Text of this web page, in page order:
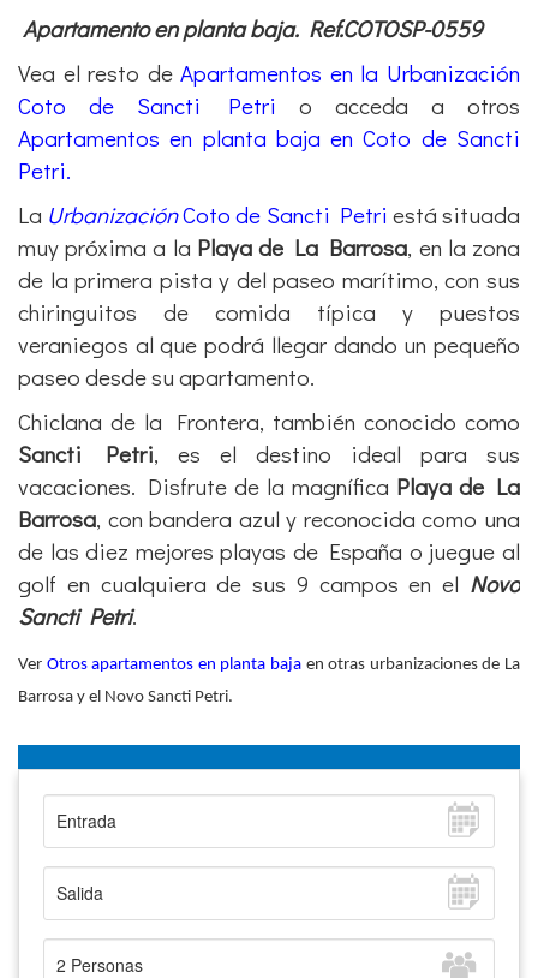
Apartamento en planta baja. Ref.COTOSP-0559
Vea el resto deApartamentos en la Urbanización
Coto de Sancti Petri
o acceda a otros
Apartamentos en planta baja en Coto de Sancti
Petri.
La UrbanizaciónCoto de Sancti Petri está situada
muy próxima a la Playa de La Barrosa, en la zona
de la primera pista y del paseo marítimo, con sus
chiringuitos de comida típica y puestos
veraniegos al que podrá llegar dando un pequeño
paseo desde su apartamento.
Chiclana de la Frontera, también conocido como
Sancti Petri, es el destino ideal para sus
vacaciones. Disfrute de la magnífica Playa de La
Barrosa, con bandera azul y reconocida como una
de las diez mejores playas de España o juegue al
golf en cualquiera de sus 9 campos en el Novo
Sancti Petri.
Ver Otros apartamentos en planta baja en otras urbanizaciones de La
Barrosa y el Novo Sancti Petri.